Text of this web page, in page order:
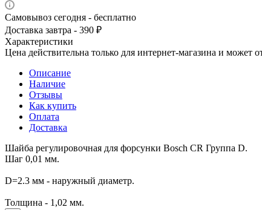
Самовывоз сегодня - бесплатно
Доставка завтра - 390 ₽
Характеристики
Цена действительна только для интернет-магазина и может
Описание
Наличие
Отзывы
Как купить
Оплата
Доставка
Шайба регулировочная для форсунки Bosch CR Группа D.
Шаг 0,01 мм.
D=2.3 мм - наружный диаметр.
Толщина - 1,02 мм.